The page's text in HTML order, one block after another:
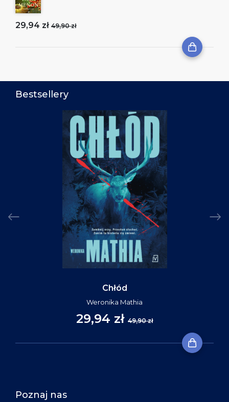
29,94 zł 49,90 zł
Bestsellery
Chłód
Weronika Mathia
29,94 zł 49,90 zł
Poznaj nas